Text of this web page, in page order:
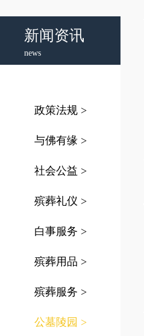
新闻资讯
news
政策法规 >
与佛有缘 >
社会公益 >
殡葬礼仪 >
白事服务 >
殡葬用品 >
殡葬服务 >
公墓陵园 >